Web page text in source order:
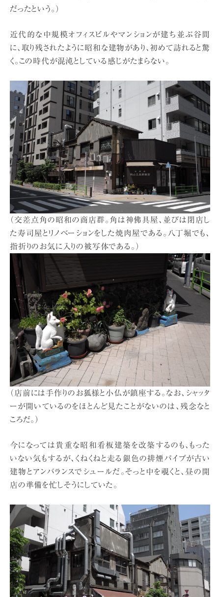
だったという。）
近代的な中規模オフィスビルやマンションが建ち並ぶ谷間
に、取り残されたように昭和な建物があり、初めて訪れると驚
く。この時代が混沌としている感じがたまらない。
（交差点角の昭和の商店群。角は神佛具屋、並びは閉店し
た寿司屋とリノベーションをした焼肉屋である。八丁堀でも、
指折りのお気に入りの被写体である。）
（店前には手作りのお狐様と小仏が鎮座する。なお、シャッタ
ーが開いているのをほとんど見たことがないのは、残念なと
ころだ。）
今になっては貴重な昭和看板建築を改築するのも、もった
いない気もするが、くねくねと走る銀色の排煙パイプが古い
建物とアンバランスでシュールだ。そっと中を覗くと、昼の開
店の準備を忙しそうにしていた。